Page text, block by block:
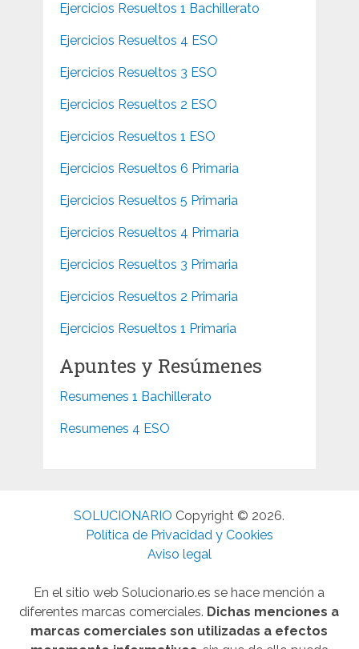
Ejercicios Resueltos 1 Bachillerato
Ejercicios Resueltos 4 ESO
Ejercicios Resueltos 3 ESO
Ejercicios Resueltos 2 ESO
Ejercicios Resueltos 1 ESO
Ejercicios Resueltos 6 Primaria
Ejercicios Resueltos 5 Primaria
Ejercicios Resueltos 4 Primaria
Ejercicios Resueltos 3 Primaria
Ejercicios Resueltos 2 Primaria
Ejercicios Resueltos 1 Primaria
Apuntes y Resúmenes
Resumenes 1 Bachillerato
Resumenes 4 ESO
SOLUCIONARIO Copyright © 2026.
Política de Privacidad y Cookies
Aviso legal
En el sitio web Solucionario.es se hace mención a
diferentes marcas comerciales. Dichas menciones a
marcas comerciales son utilizadas a efectos